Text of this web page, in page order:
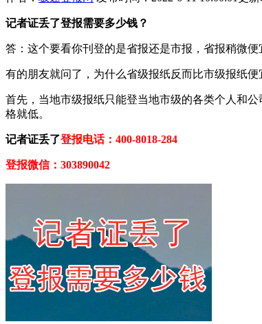
记者证丢了登报需要多少钱？
答：这个要看你刊登的是省报还是市报，省报稍微
有的朋友就问了，为什么省级报纸反而比市级报纸便
首先，当地市级报纸只能登当地市级的各类个人和
格就低。
记者证丢了登报电话：400-8018-284
登报微信：303890042